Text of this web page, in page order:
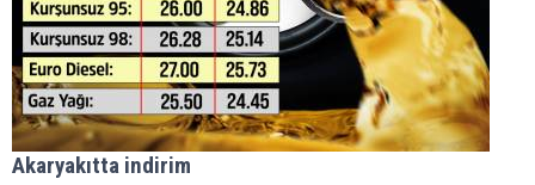
Akaryakıtta indirim